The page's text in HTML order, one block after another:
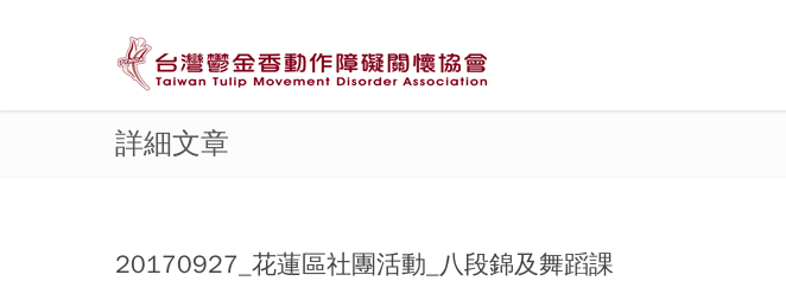
詳細文章
20170927_花蓮區社團活動_八段錦及舞蹈課